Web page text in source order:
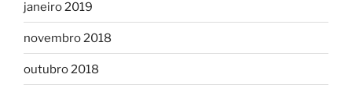
janeiro 2019
novembro 2018
outubro 2018